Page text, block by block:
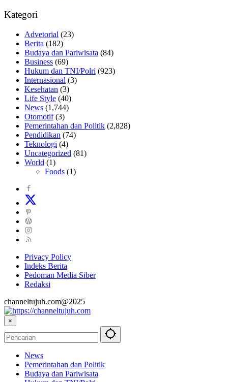
Kategori
Advetorial (23)
Berita (182)
Budaya dan Pariwisata (84)
Business (69)
Hukum dan TNI/Polri (923)
Internasional (3)
Kesehatan (3)
Life Style (40)
News (1,744)
Otomotif(3)
Pemerintahan dan Politik (2,828)
Pendidikan (74)
Teknologi (4)
Uncategorized (81)
World (1)
Foods (1)
Privacy Policy
Indeks Berita
Pedoman Media Siber
Redaksi
channeltujuh.com@2025
×
News
Pemerintahan dan Politik
Budaya dan Pariwisata